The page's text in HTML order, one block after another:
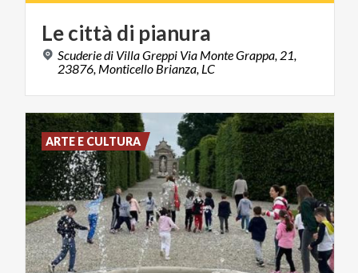
Lecittà di pianura
Scuderie di Villa Greppi Via Monte Grappa, 21,
23876, Monticello Brianza, LC
ARTE E CULTURA